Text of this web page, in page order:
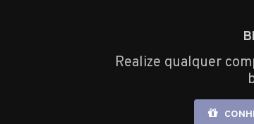
Realize qualquer